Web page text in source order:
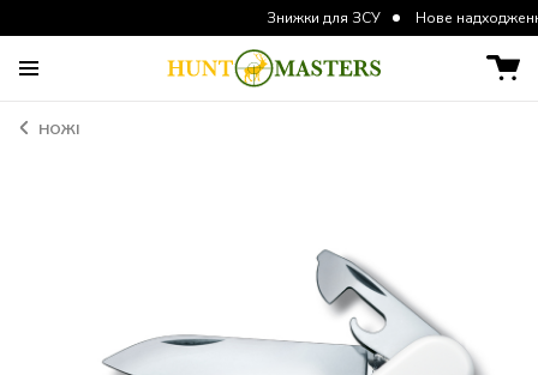
Знижки для ЗСУ Нове надходження
НОЖІ